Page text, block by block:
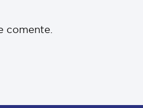
comente.